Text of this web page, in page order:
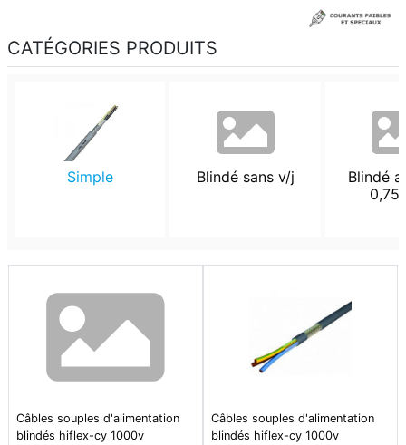
CATÉGORIES PRODUITS
Simple Blindé sans v/j
Blindé
Câbles souples d'alimentation
blindés hiflex-cy 1000v
Câbles souples d'alimentation
blindés hiflex-cy 1000v